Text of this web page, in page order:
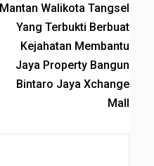
Mantan Walikota Tangsel
Yang Terbukti Berbuat
Kejahatan Membantu
Jaya Property Bangun
Bintaro Jaya Xchange
Mall